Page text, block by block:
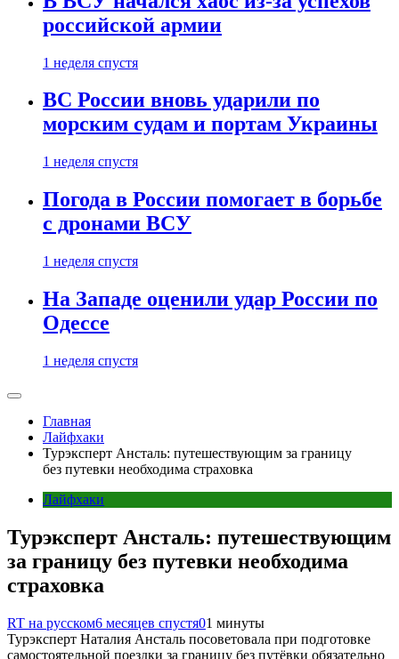
российской армии
1 неделя спустя
ВС России вновь ударили по
морским судам и портам Украины
1 неделя спустя
Погода в России помогает в борьбе
с дронами ВСУ
1 неделя спустя
На Западе оценили удар России по
Одессе
1 неделя спустя
Главная
Лайфхаки
Турэксперт Ансталь: путешествующим за границу
без путевки необходима страховка
Лайфхаки
Турэксперт Ансталь: путешествующим
за границу без путевки необходима
страховка
RT на русском6 месяцев спустя01 минуты
Турэксперт Наталия Ансталь посоветовала при подготовке
самостоятельной поездки за границу без путёвки обязательно